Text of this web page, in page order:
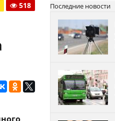
518 Последние новости